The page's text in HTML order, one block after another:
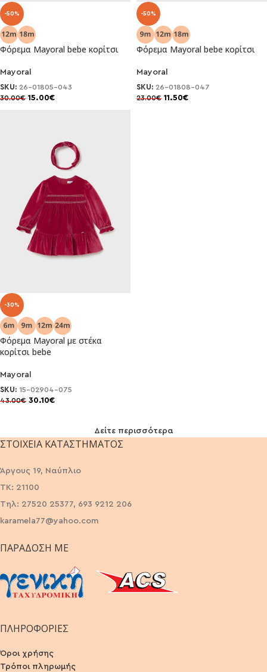
-50%
Φόρεμα Mayoral bebe κορίτσι
Mayoral
SKU: 26-01805-043
30.00€ 15.00€
-50%
Φόρεμα Mayoral bebe κορίτσι
Mayoral
SKU: 26-01808-047
23.00€ 11.50€
-30%
Φόρεμα Mayoral με στέκα
κορίτσι bebe
Mayoral
SKU: 15-02904-075
43.00€ 30.10€
Δείτε περισσότερα
ΣΤΟΙΧΕΊΑ ΚΑΤΑΣΤΉΜΑΤΟΣ
Άργους 19, Ναύπλιο
ΤΚ: 21100
Τηλ: 27520 25377, 693 9212 206
karamela77@yahoo.com
ΠΑΡΆΔΟΣΗ ΜΕ
ΠΛΗΡΟΦΟΡΙΕΣ
Όροι χρήσης
Τρόποι πληρωμής